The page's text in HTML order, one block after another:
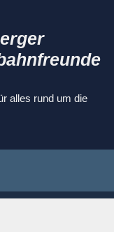
alles rund um die